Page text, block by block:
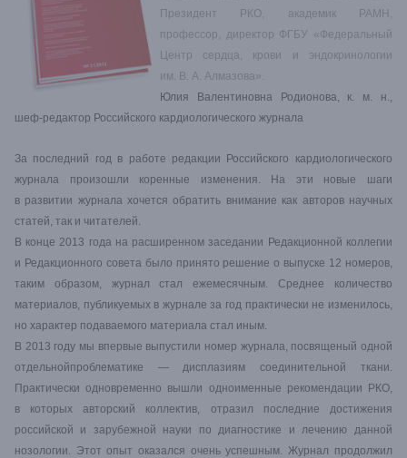
Президент РКО, академик РАМН,
профессор, директор ФГБУ «Федеральный
Центр сердца, крови и эндокринологии
им. В. А. Алмазова».
Юлия Валентиновна Родионова, к. м. н.,
шеф-редактор Российского кардиологического журнала
За последний год в работе редакции Российского кардиологического
журнала произошли коренные изменения. На эти новые шаги
в развитии журнала хочется обратить внимание как авторов научных
статей, так и читателей.
В конце 2013 года на расширенном заседании Редакционной коллегии
и Редакционного совета было принято решение о выпуске 12 номеров,
таким образом, журнал стал ежемесячным. Среднее количество
материалов, публикуемых в журнале за год практически не изменилось,
но характер подаваемого материала стал иным.
В 2013 году мы впервые выпустили номер журнала, посвященый одной
отдельнойпроблематике — дисплазиям соединительной ткани.
Практически одновременно вышли одноименные рекомендации РКО,
в которых авторский коллектив, отразил последние достижения
российской и зарубежной науки по диагностике и лечению данной
нозологии. Этот опыт оказался очень успешным. Журнал продолжил